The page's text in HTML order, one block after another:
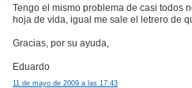
Tengo el mismo problema de casi todos
hoja de vida, igual me sale el letrero de
Gracias, por su ayuda,
Eduardo
11 de mayo de 2009 a las 17:43